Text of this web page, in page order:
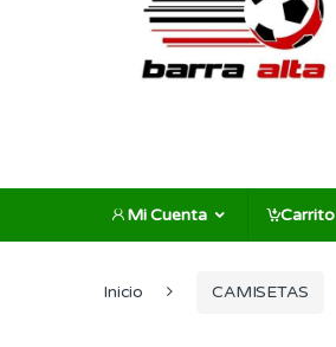
Mi Cuenta Carrito
Inicio CAMISETAS